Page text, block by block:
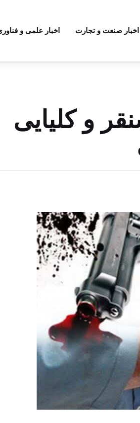
اخبار صنعت و تجارت اخبار علمی و
در سنقر و کلیایی